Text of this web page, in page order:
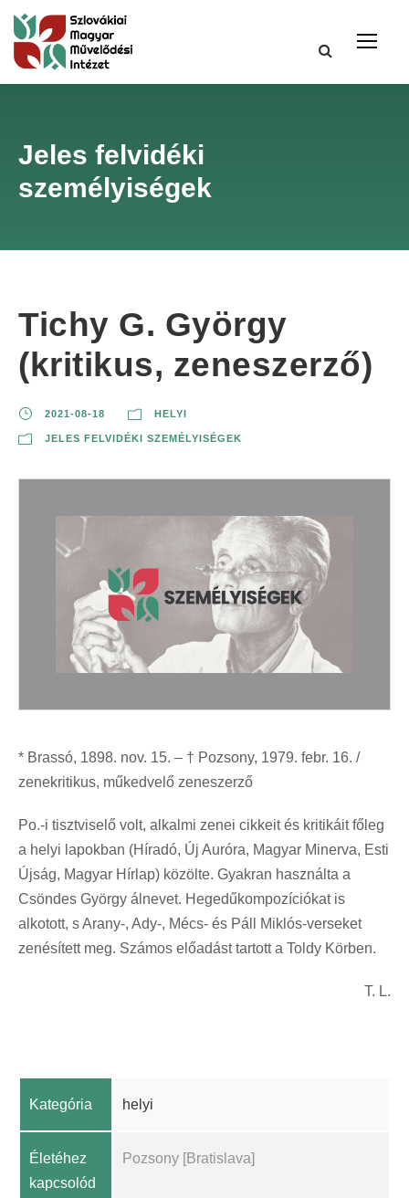
Jeles felvidéki
személyiségek
Tichy G. György
(kritikus, zeneszerző)
2021-08-18 HELYI
JELES FELVIDÉKI SZEMÉLYISÉGEK
* Brassó, 1898. nov. 15. – † Pozsony, 1979. febr. 16. /
zenekritikus, műkedvelő zeneszerző
Po.-i tisztviselő volt, alkalmi zenei cikkeit és kritikáit főleg
a helyi lapokban (Híradó, Új Auróra, Magyar Minerva, Esti
Újság, Magyar Hírlap) közölte. Gyakran használta a
Csöndes György álnevet. Hegedűkompozíciókat is
alkotott, s Arany-, Ady-, Mécs- és Páll Miklós-verseket
zenésített meg. Számos előadást tartott a Toldy Körben.
T. L.
Kategória helyi
Életéhez
kapcsolód
Pozsony [Bratislava]